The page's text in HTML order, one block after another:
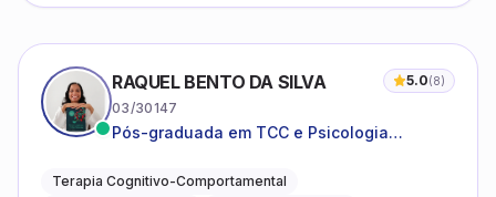
RAQUEL BENTO DA SILVA 5.0(8)
03/30147
Pós-graduada em TCC e Psicologia
Terapia Cognitivo-Comportamental